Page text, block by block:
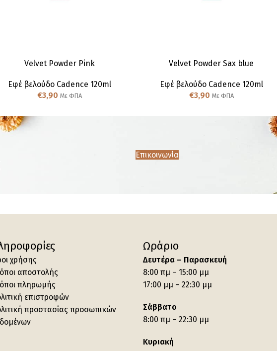
Velvet Powder Pink
Εφέ βελούδο Cadence 120ml
€3,90 Με ΦΠΑ
Velvet Powder Sax blue
Εφέ βελούδο Cadence 120ml
€3,90 Με ΦΠΑ
Επικοινωνία
χρήσης
αποστολής
πληρωμής
επιστροφών
προστασίας προσωπικών
Ωράριο
Δευτέρα – Παρασκευή
8:00 πμ – 15:00 μμ
17:00 μμ – 22:30 μμ
Σάββατο
8:00 πμ – 22:30 μμ
Κυριακή